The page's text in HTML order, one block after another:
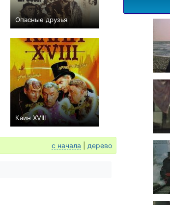
Опасные друзья
0
Каин XVIII
0
с начала дерево